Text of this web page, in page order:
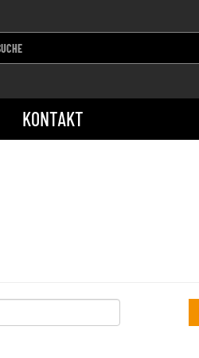
KONTAKT